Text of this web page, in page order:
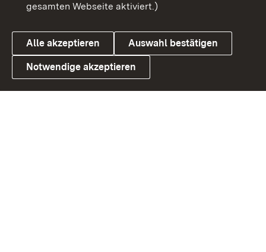
Link zum Landesportal
Datenschutz
Cookies
gesamten Webseite aktiviert.)
Alle akzeptieren Auswahl bestätigen
Notwendige akzeptieren